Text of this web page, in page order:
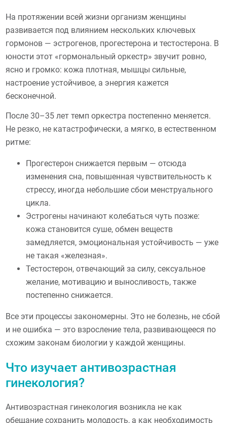
На протяжении всей жизни организм женщины
развивается под влиянием нескольких ключевых
гормонов — эстрогенов, прогестерона и тестостерона. В
юности этот «гормональный оркестр» звучит ровно,
ясно и громко: кожа плотная, мышцы сильные,
настроение устойчивое, а энергия кажется
бесконечной.
После 30–35 лет темп оркестра постепенно меняется.
Не резко, не катастрофически, а мягко, в естественном
ритме:
Прогестерон снижается первым — отсюда
изменения сна, повышенная чувствительность к
стрессу, иногда небольшие сбои менструального
цикла.
Эстрогены начинают колебаться чуть позже:
кожа становится суше, обмен веществ
замедляется, эмоциональная устойчивость — уже
не такая «железная».
Тестостерон, отвечающий за силу, сексуальное
желание, мотивацию и выносливость, также
постепенно снижается.
Все эти процессы закономерны. Это не болезнь, не сбой
и не ошибка — это взросление тела, развивающееся по
схожим законам биологии у каждой женщины.
Что изучает антивозрастная
гинекология?
Антивозрастная гинекология возникла не как
обещание сохранить молодость, а как необходимость